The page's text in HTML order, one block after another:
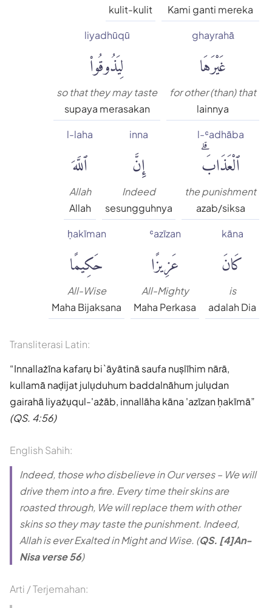
Kami ganti mereka
kulit-kulit
ghayrahā
غَيْرَهَا
for other (than) that
lainnya
liyadhūqū
لِيَذُوقُوا۟
so that they may taste
supaya merasakan
l-ʿadhāba
ٱلْعَذَابَۗ
the punishment
azab/siksa
inna
إِنَّ
Indeed
sesungguhnya
l-laha
ٱللَّهَ
Allah
Allah
kāna
كَانَ
is
adalah Dia
ʿazīzan
عَزِيزًا
All-Mighty
Maha Perkasa
ḥakīman
حَكِيمًا
All-Wise
Maha Bijaksana
Transliterasi Latin:
Innallażīna kafarụ bi`āyātinā saufa nuṣlīhim nārā,
kullamā naḍijat julụduhum baddalnāhum julụdan
gairahā liyażụqul-'ażāb, innallāha kāna 'azīzan ḥakīmā
(QS. 4:56)
English Sahih:
Indeed, those who disbelieve in Our verses – We will
drive them into a fire. Every time their skins are
roasted through, We will replace them with other
skins so they may taste the punishment. Indeed,
Allah is ever Exalted in Might and Wise. (QS. [4]An-
Nisa verse 56)
Arti / Terjemahan: